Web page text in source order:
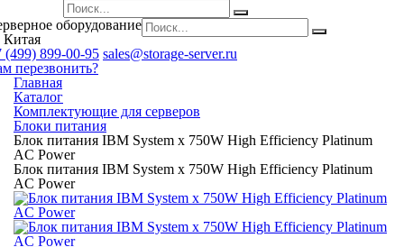
оборудование
Китая
(499) 899-00-95 sales@storage-server.ru
перезвонить?
Главная
Каталог
Комплектующие для серверов
Блоки питания
Блок питания IBM System x 750W High Efficiency Platinum
AC Power
Блок питания IBM System x 750W High Efficiency Platinum
AC Power